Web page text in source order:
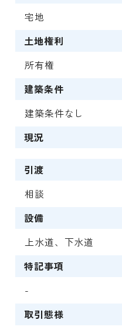
宅地
土地権利
所有権
建築条件
建築条件なし
現況
引渡
相談
設備
上水道、下水道
特記事項
-
取引態様